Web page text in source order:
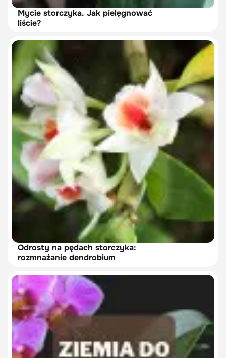
Mycie storczyka. Jak pielęgnować
liście?
Odrosty na pędach storczyka:
rozmnażanie dendrobium